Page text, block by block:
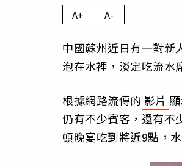
A+ A-
中國蘇州近日有一對新
泡在水裡，淡定吃流水
根據網路流傳的 影片
仍有不少賓客，還有不
頓晚宴吃到將近9點，